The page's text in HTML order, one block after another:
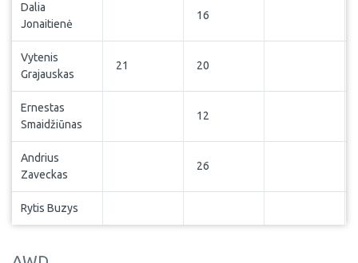
Dalia
Jonaitienė
16
Vytenis
Grajauskas
21 20
Ernestas
Smaidžiūnas
12
Andrius
Zaveckas
26
Rytis Buzys